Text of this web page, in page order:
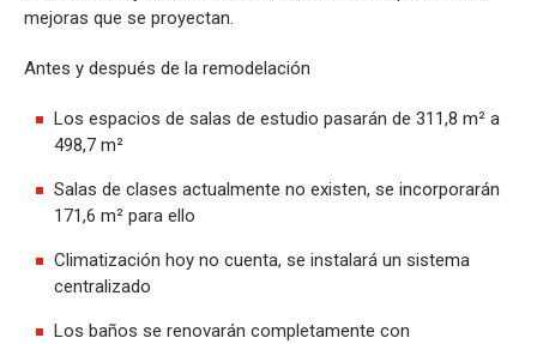
mejoras que se proyectan.
Antes y después de la remodelación
Los espacios de salas de estudio pasarán de 311,8 m² a
498,7 m²
Salas de clases actualmente no existen, se incorporarán
171,6 m² para ello
Climatización hoy no cuenta, se instalará un sistema
centralizado
Los baños se renovarán completamente con